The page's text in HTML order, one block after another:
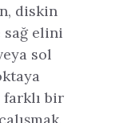
diskin
elini
sol
farklı bir